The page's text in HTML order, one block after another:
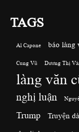
TAGS
Al Capone báo làng
Cung Vũ Dương Thị
làng văn
nghị luận
Trump Truyện